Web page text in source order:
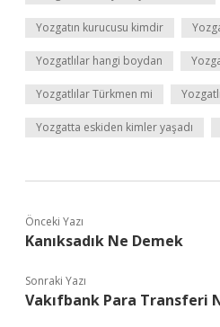
Yozgatın kurucusu kimdir
Yozgatlılar hangi boydan
Yozgatlılar Türkmen mi
Yozgatta eskiden kimler yaşadı
Önceki Yazı
Kanıksadık Ne Demek
Sonraki Yazı
Vakıfbank Para Transferi